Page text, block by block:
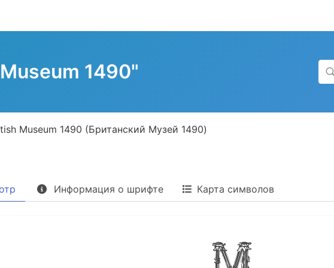
1490"
Museum 1490 (Британский Музей 1490)
Информация о шрифте Карта символов